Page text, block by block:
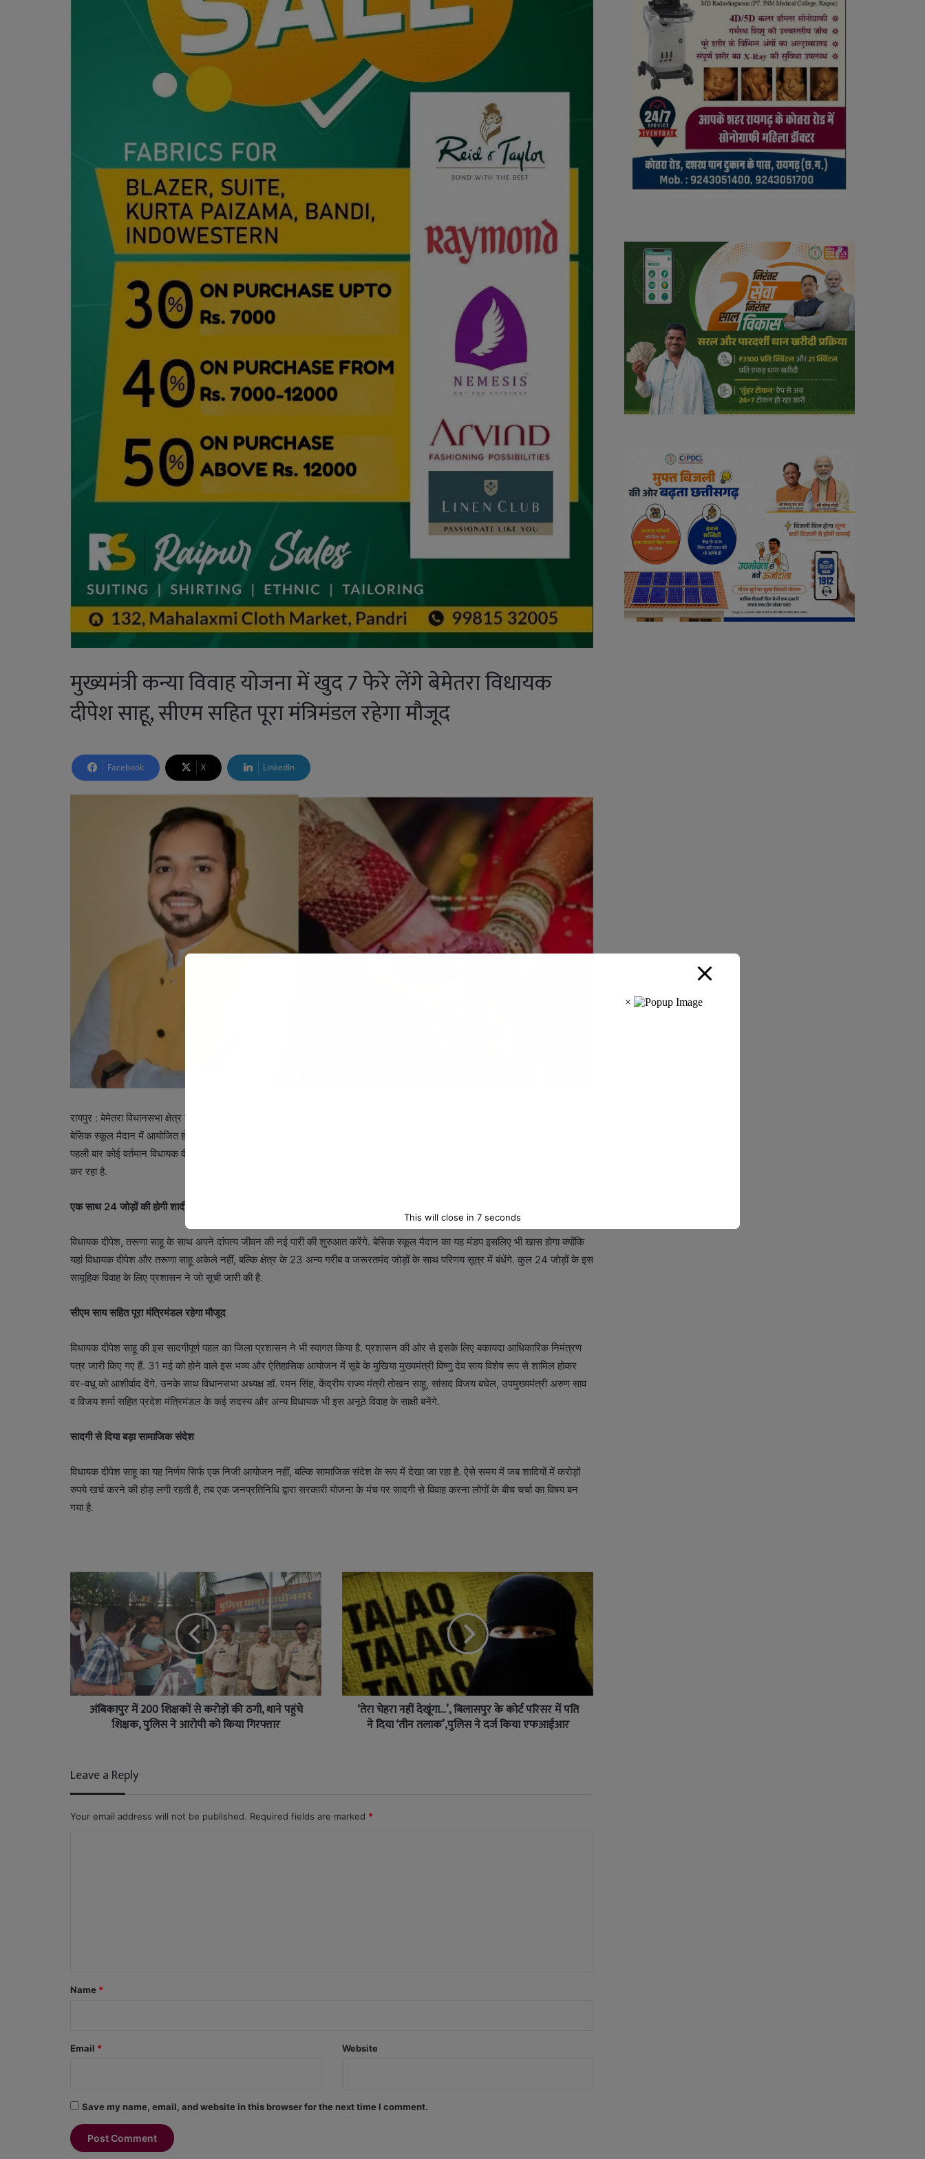
मुख्यमंत्री कन्या विवाह योजना में खुद 7 फेरे लेंगे बेमेतरा विधायक
दीपेश साहू, सीएम सहित पूरा मंत्रिमंडल रहेगा मौजूद
Facebook X LinkedIn
रायपुर : बेमेतरा विधानसभा क्षेत्र के बीजेपी विधायक दीपेश साहू की ओर से एक सराहनीय पहल की गई है. जहां वे 31 मई को जिला मुख्यालय स्थित
बेसिक स्कूल मैदान में आयोजित होने वाले शासकीय ‘मुख्यमंत्री कन्यादान सामूहिक विवाह योजना’ के तहत शादी के बंधन में बंधेंगे. छत्तीसगढ़ के इतिहास में
पहली बार कोई वर्तमान विधायक वीआईपी कल्चर और फिजूलखर्ची से दूर रहकर इस तरह सरकारी योजना के मंच पर विवाह कर सादगी की मिसाल पेश
कर रहा है.
एक साथ 24 जोड़ों की होगी शादी
विधायक दीपेश, तरूणा साहू के साथ अपने दांपत्य जीवन की नई पारी की शुरुआत करेंगे. बेसिक स्कूल मैदान का यह मंडप इसलिए भी खास होगा क्योंकि
यहां विधायक दीपेश और तरूणा साहू अकेले नहीं, बल्कि क्षेत्र के 23 अन्य गरीब व जरूरतमंद जोड़ों के साथ परिणय सूत्र में बंधेंगे. कुल 24 जोड़ों के इस
सामूहिक विवाह के लिए प्रशासन ने जो सूची जारी की है.
सीएम साय सहित पूरा मंत्रिमंडल रहेगा मौजूद
विधायक दीपेश साहू की इस सादगीपूर्ण पहल का जिला प्रशासन ने भी स्वागत किया है. प्रशासन की ओर से इसके लिए बकायदा आधिकारिक निमंत्रण
पत्र जारी किए गए हैं. 31 मई को होने वाले इस भव्य और ऐतिहासिक आयोजन में सूबे के मुखिया मुख्यमंत्री विष्णु देव साय विशेष रूप से शामिल होकर
वर-वधू को आशीर्वाद देंगे. उनके साथ विधानसभा अध्यक्ष डॉ. रमन सिंह, केंद्रीय राज्य मंत्री तोखन साहू, सांसद विजय बघेल, उपमुख्यमंत्री अरुण साव
व विजय शर्मा सहित प्रदेश मंत्रिमंडल के कई सदस्य और अन्य विधायक भी इस अनूठे विवाह के साक्षी बनेंगे.
सादगी से दिया बड़ा सामाजिक संदेश
विधायक दीपेश साहू का यह निर्णय सिर्फ एक निजी आयोजन नहीं, बल्कि सामाजिक संदेश के रूप में देखा जा रहा है. ऐसे समय में जब शादियों में करोड़ों
रुपये खर्च करने की होड़ लगी रहती है, तब एक जनप्रतिनिधि द्वारा सरकारी योजना के मंच पर सादगी से विवाह करना लोगों के बीच चर्चा का विषय बन
गया है.
अंबिकापुर में 200 शिक्षकों से करोड़ों की ठगी, थाने पहुंचे
शिक्षक, पुलिस ने आरोपी को किया गिरफ्तार
‘तेरा चेहरा नहीं देखूंगा…’, बिलासपुर के कोर्ट परिसर में पति
ने दिया ‘तीन तलाक’,पुलिस ने दर्ज किया एफआईआर
Leave a Reply
Your email address will not be published. Required fields are marked *
*
Name *
Email * Website
Save my name, email, and website in this browser for the next time I comment.
This will close in 6 seconds